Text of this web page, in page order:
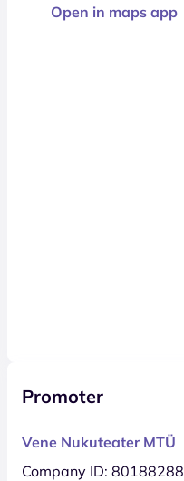
Open in maps app
Promoter
Vene Nukuteater MTÜ
Company ID: 80188288